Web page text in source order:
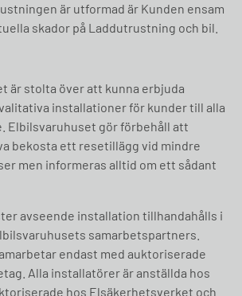
är utformad är Kunden ensam
skador på Laddutrustning och bil.
är stolta över att kunna erbjuda
installationer för kunder till alla
Elbilsvaruhuset gör förbehåll att
bekosta ett resetillägg vid mindre
men informeras alltid om ett sådant
avseende installation tillhandahålls i
samarbetspartners.
endast med auktoriserade
Alla installatörer är anställda hos
hos Elsäkerhetsverket och